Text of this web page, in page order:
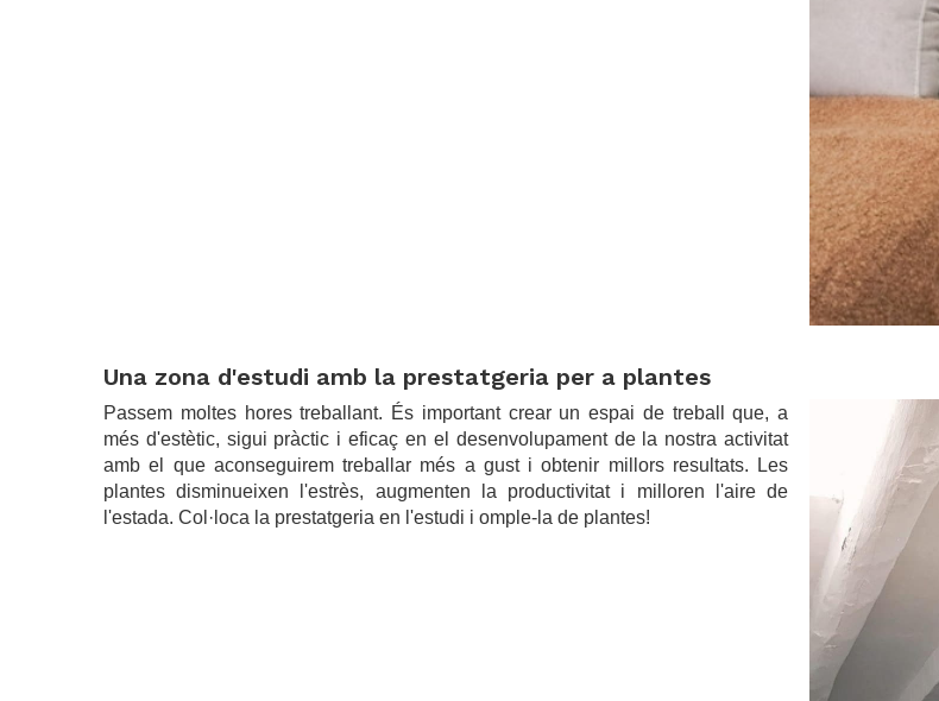
Una zona d'estudi amb la prestatgeria per a plantes
Passem moltes hores treballant. És important crear un espai de treball que, a
més d'estètic, sigui pràctic i eficaç en el desenvolupament de la nostra activitat
amb el que aconseguirem treballar més a gust i obtenir millors resultats. Les
plantes disminueixen l'estrès, augmenten la productivitat i milloren l'aire de
l'estada. Col·loca la prestatgeria en l'estudi i omple-la de plantes!